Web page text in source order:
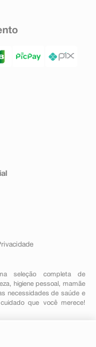
seleção completa de
, higiene pessoal ,mamãe
necessidades de saúde e
que você merece!